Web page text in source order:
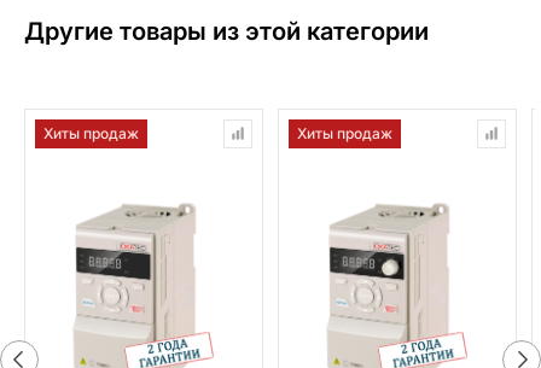
Другие товары из этой категории
Хиты продаж Хиты продаж